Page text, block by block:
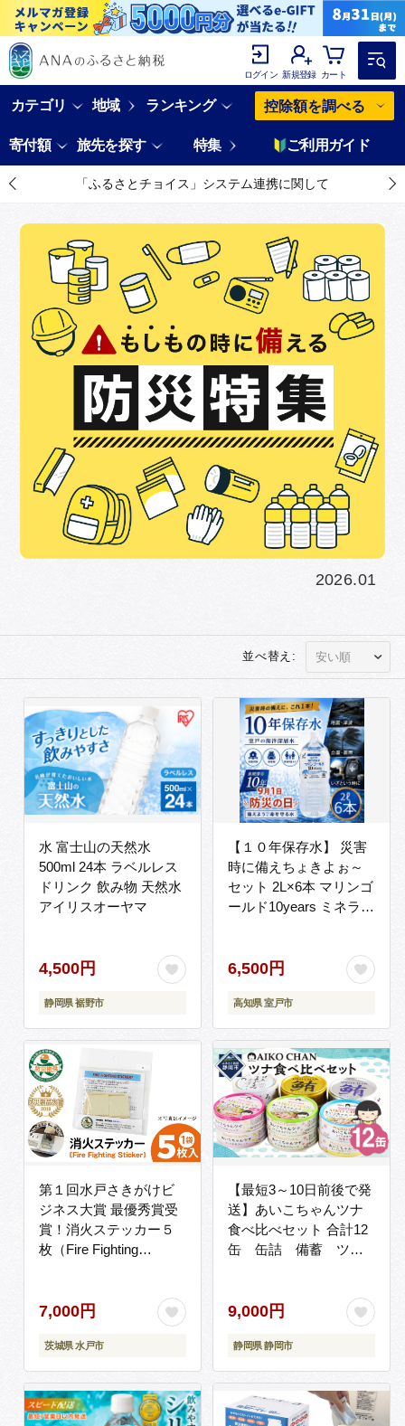
ログイン 新規登録 カート
カテゴリ 地域 ランキング 控除額を調べる
寄付額 旅先を探す 特集 ご利用ガイド
「ふるさとチョイス」システム連携に関して
2026.01
並べ替え:
水 富士山の天然水
500ml 24本 ラベルレス
ドリンク 飲み物 天然水
アイリスオーヤマ
4,500円
静岡県 裾野市
【１０年保存水】 災害
時に備えちょきよぉ～
セット 2L×6本 マリンゴ
ールド10years ミネラル
6,500円
高知県 室戸市
第１回水戸さきがけビ
ジネス大賞 最優秀賞受
賞！消火ステッカー５
枚（Fire Fighting
災 防災 初期消火 トラッ
キング火災防止 安全 安
心 水戸市 水戸 茨城県】
（LE-1）
7,000円
茨城県 水戸市
【最短3～10日前後で発
送】あいこちゃんツナ
食べ比べセット 合計12
缶 缶詰 備蓄 ツナ
9,000円
静岡県 静岡市